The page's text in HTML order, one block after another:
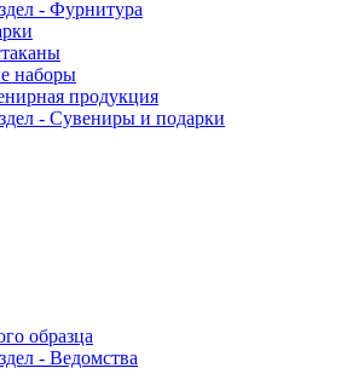
- Фурнитура
наборы
продукция
- Сувениры и подарки
образца
- Ведомства